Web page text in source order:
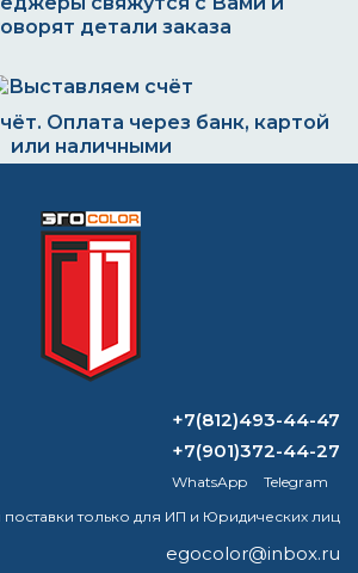
детали заказа
Оплата через банк, картой
или наличными
и отправляем транспортной
компанией
лучше всего
+7(812)493-44-47
+7(901)372-44-27
WhatsApp
Telegram
только для ИП и Юридических лиц
egocolor@inbox.ru